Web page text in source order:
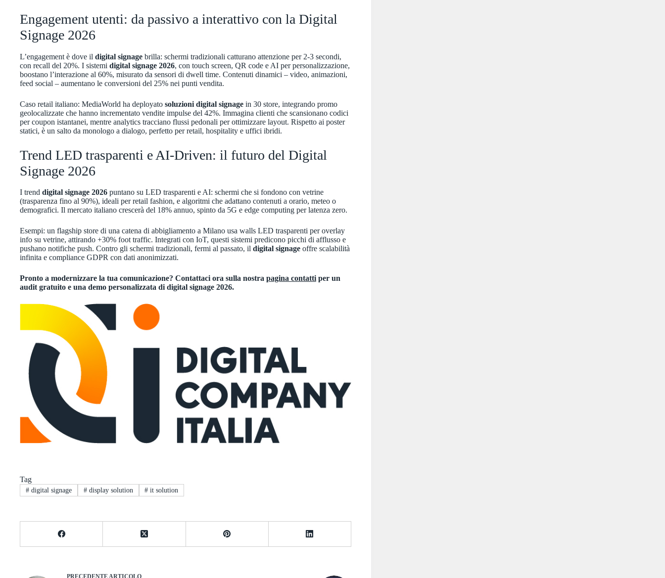
Engagement utenti: da passivo a interattivo con la Digital
Signage 2026
L’engagement è dove il digital signage brilla: schermi tradizionali catturano attenzione per 2-3 secondi,
con recall del 20%. I sistemi digital signage 2026, con touch screen, QR code e AI per personalizzazione,
boostano l’interazione al 60%, misurato da sensori di dwell time. Contenuti dinamici – video, animazioni,
feed social – aumentano le conversioni del 25% nei punti vendita.
Caso retail italiano: MediaWorld ha deployato soluzioni digital signage in 30 store, integrando promo
geolocalizzate che hanno incrementato vendite impulse del 42%. Immagina clienti che scansionano codici
per coupon istantanei, mentre analytics tracciano flussi pedonali per ottimizzare layout. Rispetto ai poster
statici, è un salto da monologo a dialogo, perfetto per retail, hospitality e uffici ibridi.
Trend LED trasparenti e AI-Driven: il futuro del Digital
Signage 2026
I trend digital signage 2026 puntano su LED trasparenti e AI: schermi che si fondono con vetrine
(trasparenza fino al 90%), ideali per retail fashion, e algoritmi che adattano contenuti a orario, meteo o
demografici. Il mercato italiano crescerà del 18% annuo, spinto da 5G e edge computing per latenza zero.
Esempi: un flagship store di una catena di abbigliamento a Milano usa walls LED trasparenti per overlay
info su vetrine, attirando +30% foot traffic. Integrati con IoT, questi sistemi predicono picchi di afflusso e
pushano notifiche push. Contro gli schermi tradizionali, fermi al passato, il digital signage offre scalabilità
infinita e compliance GDPR con dati anonimizzati.
Pronto a modernizzare la tua comunicazione? Contattaci ora sulla nostra pagina contatti per un
audit gratuito e una demo personalizzata di digital signage 2026.
Tag
#digital signage #display solution # it solution
PRECEDENTE ARTICOLO